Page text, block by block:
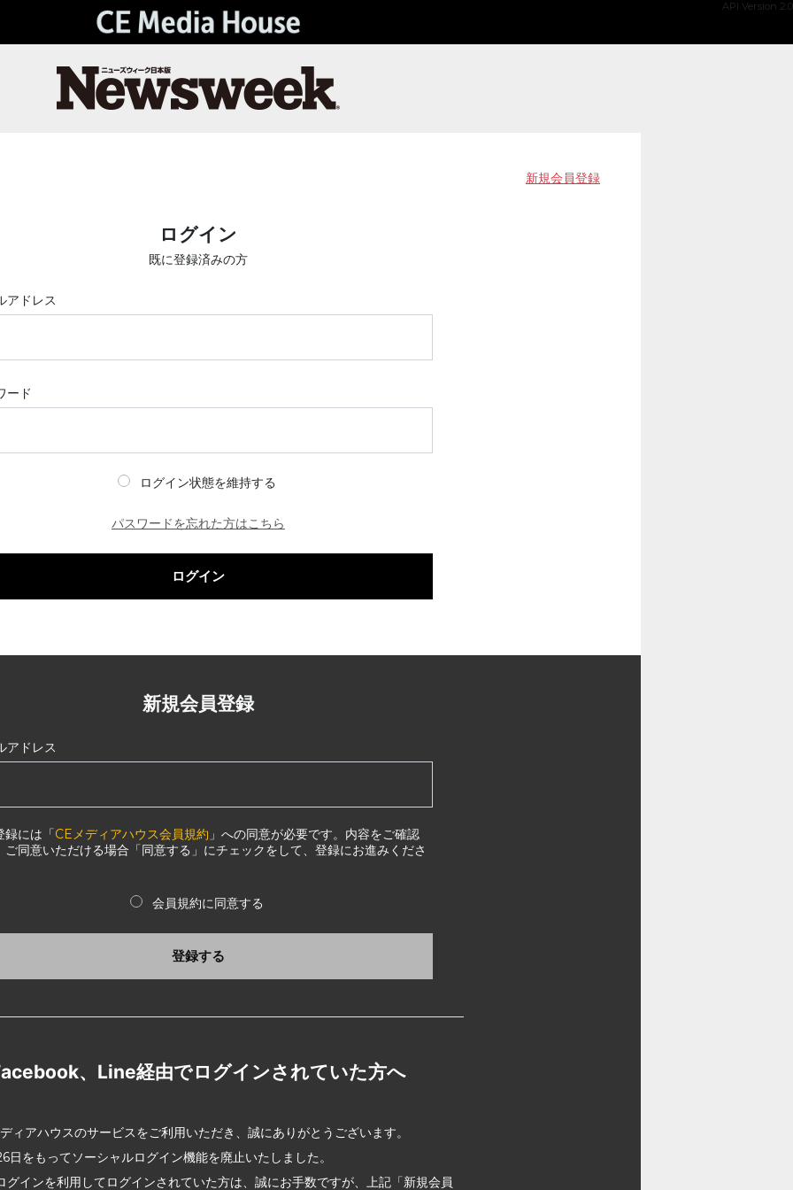
API Version 2.0
新規会員登録
ログイン
既に登録済みの方
アドレス
ード
ログイン状態を維持する
パスワードを忘れた方はこちら
ログイン
新規会員登録
アドレス
録には「CEメディアハウス会員規約 」への同意が必要です。内容をご確認
ご同意いただける場合「同意する」にチェックをして、登録にお進みくださ
会員規約に同意する
登録する
、Line経由でログインされていた方へ
ィアハウスのサービスをご利用いただき、誠にありがとうございます。
日をもってソーシャルログイン機能を廃止いたしました。
グインを利用してログインされていた方は、誠にお手数ですが、上記「新規会員